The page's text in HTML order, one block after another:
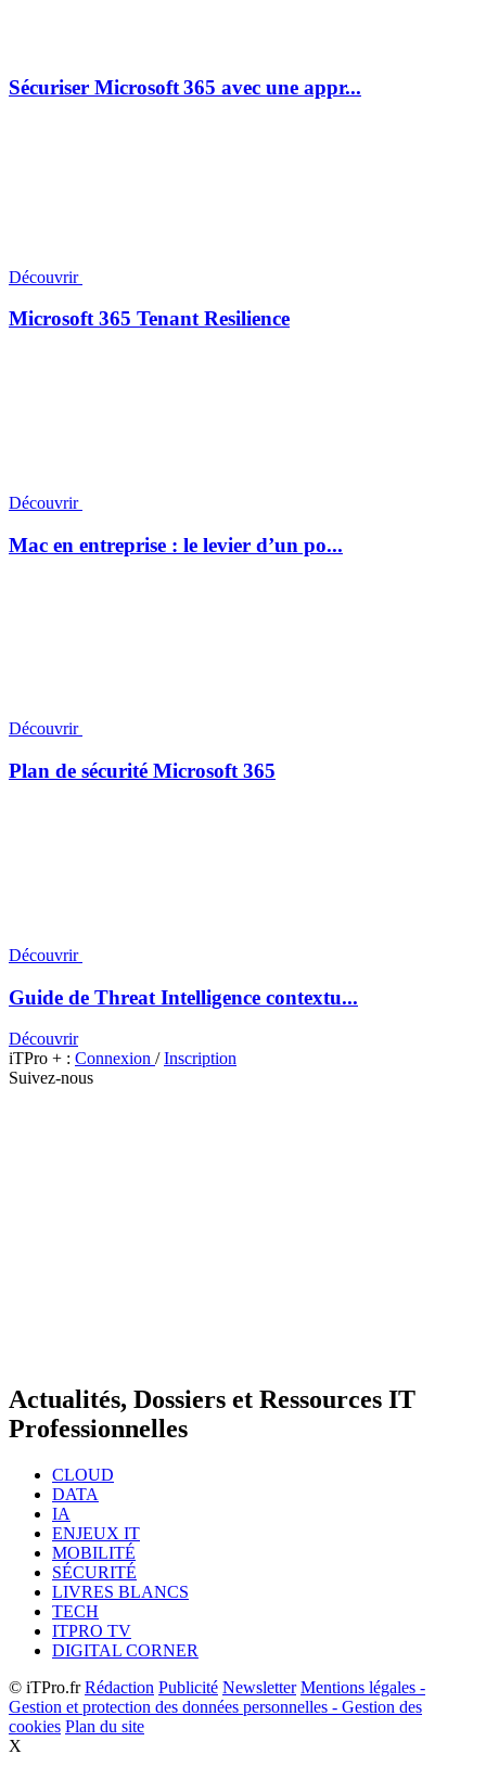
Sécuriser Microsoft 365 avec une appr...
Découvrir
Microsoft 365 Tenant Resilience
Découvrir
Mac en entreprise : le levier d’un po...
Découvrir
Plan de sécurité Microsoft 365
Découvrir
Guide de Threat Intelligence contextu...
Découvrir
iTPro + : Connexion /Inscription
Suivez-nous
Actualités, Dossiers et Ressources IT
Professionnelles
CLOUD
DATA
IA
ENJEUX IT
MOBILITÉ
SÉCURITÉ
LIVRES BLANCS
TECH
ITPRO TV
DIGITAL CORNER
© iTPro.frRédaction Publicité Newsletter Mentions légales -
Gestion et protection des données personnelles - Gestion des
cookies Plan du site
X